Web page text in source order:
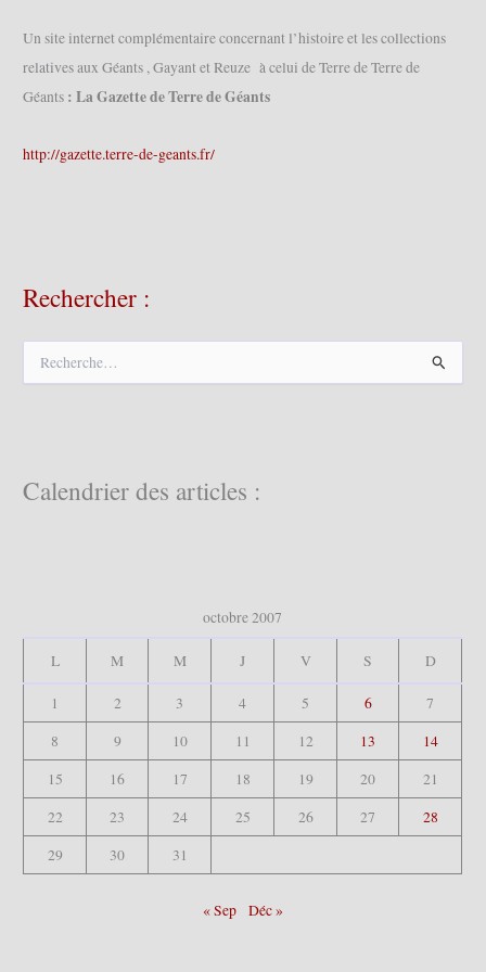
Un site internet complémentaire concernant l’histoire et les collections
relatives aux Géants , Gayant et Reuze à celui de Terre de Terre de
Géants : La Gazette de Terre de Géants
http://gazette.terre-de-geants.fr/
Rechercher :
c
h
Calendrier des articles :
octobre 2007
L M M J V S D
1 2 3 4 5 6
7
8
9 10 11 12 13
14
15
16 17 18 19 20
21
22
23 24 25 26 27
28
29
30 31
« Sep Déc »